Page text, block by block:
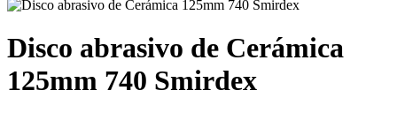
Disco abrasivo de Cerámica
125mm 740 Smirdex